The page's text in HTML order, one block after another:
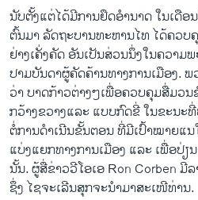
ລາຍງານ
ຕິດຕາມພວກເຮົາ ທີ່
ພາສາຕ່າງໆ
ນັບຕັ້ງ​ແຕ່​ໄດ້ມີການ​ຢຶດ​ອຳນາດ​ ໃນ​ເດືອ
ຕົ້ນມາ ລັດຖະບານ​ທະຫານ​ໄທ ​ໄດ້​ຄວ
ຢ່າງເຄັ່ງຄັດ ອັນເປັນ​ສ່ວນ​ນຶ່ງ​ໃນ​ຄວາມ​
ປາມ​ບັນດາຜູ້​ຄັດຄ້ານທາງ​ການ​ເມືອງ.
ວ່າ ​ບາດກ້າວຕ່າງໆ​ເພື່ອ​ຄວບ​ຄຸມສື່​ມວ
ກວ້າງຂວາງ​ແລະ ​ແບບກົດ​ຂີ່​ ​ໃນ​ຂະນະ​
ຕໍ່ການດຳເນີນຂັ້ນຕອນ ທີ່​ມີ​ເປົ້າໝາຍແ
ແບ່ງ​ແຍກທາງ​ການ​ເມືອງ ແລະ ເພື່ອປ່ຽ
ນັ້ນ. ຜູ້​ສື່​ຂ່າວວີ​ໂອ​ເອ Ron Corben ມີ​
ຊຶ່ງ ​ໄຊ​ຈະ​ເລີ​ນສຸກຈະ​ນຳ​ມາ​ສ​ະ​ເໜີ​ທ່ານ​.